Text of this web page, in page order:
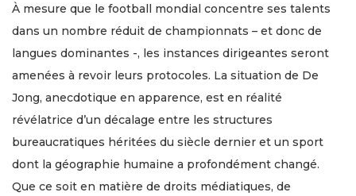
À mesure que le football mondial concentre ses talents
dans un nombre réduit de championnats – et donc de
langues dominantes -, les instances dirigeantes seront
amenées à revoir leurs protocoles. La situation de De
Jong, anecdotique en apparence, est en réalité
révélatrice d’un décalage entre les structures
bureaucratiques héritées du siècle dernier et un sport
dont la géographie humaine a profondément changé.
Que ce soit en matière de droits médiatiques, de